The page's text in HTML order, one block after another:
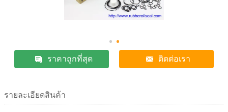
ราคาถูกที่สุด ติดต่อเรา
รายละเอียดสินค้า